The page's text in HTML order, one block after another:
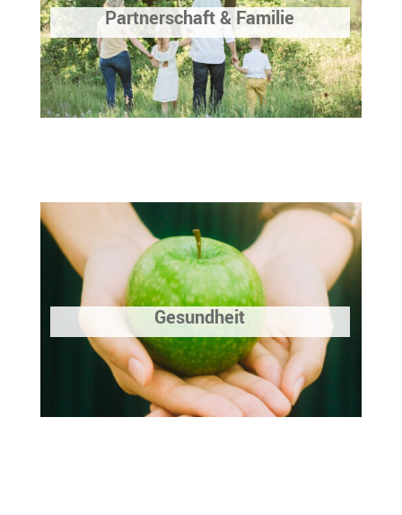
Partnerschaft & Familie
Gesundheit